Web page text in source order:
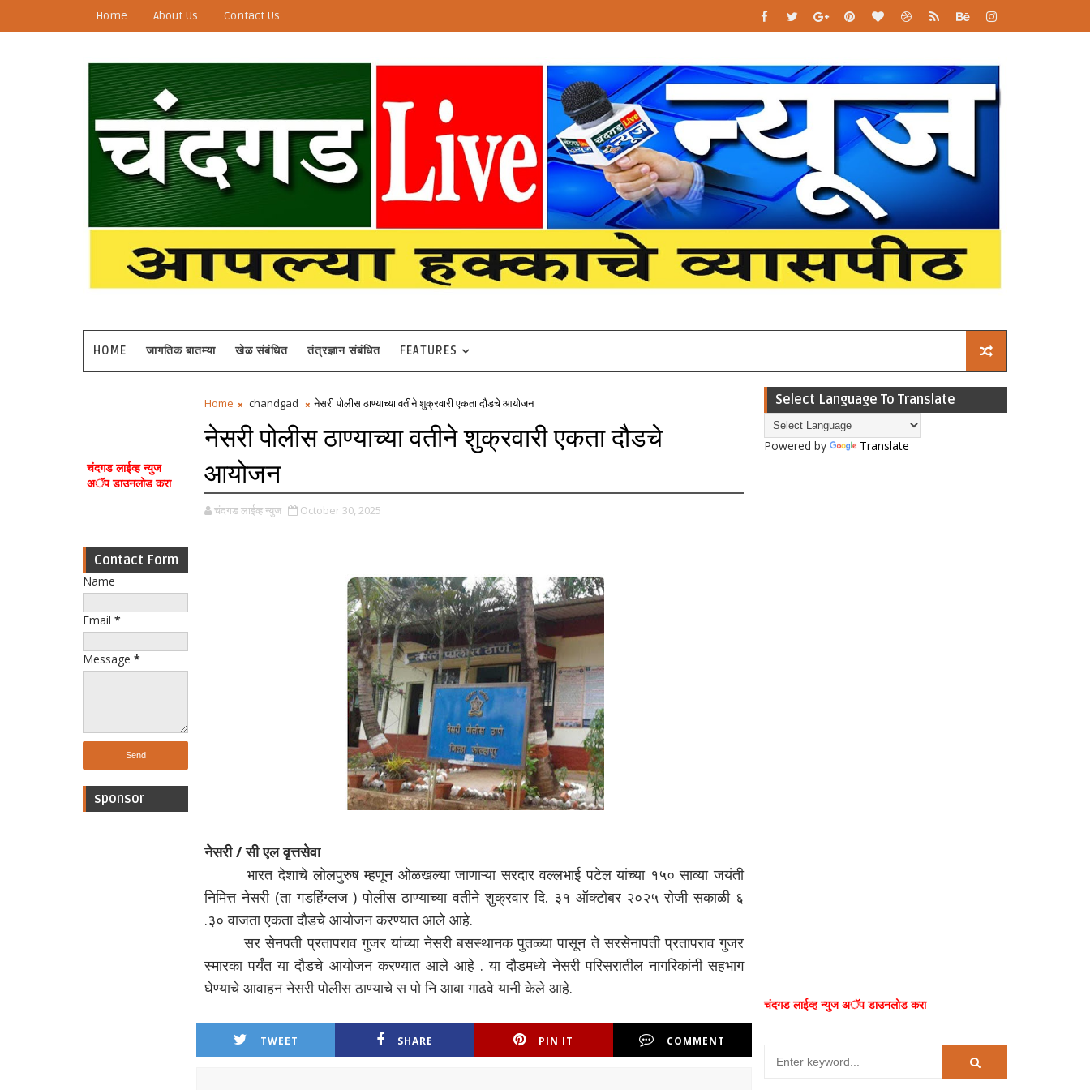
Home About Us Contact Us
HOME जागतिक बातम्या खेळ संबंधित तंत्रज्ञान संबंधित FEATURES
चंदगड लाईव्ह न्युज
अॅप डाउनलोड करा
Contact Form
Name
Email *
Message *
sponsor
Home chandgad नेसरी पोलीस ठाण्याच्या वतीने शुक्रवारी एकता दौडचे आयोजन
नेसरी पोलीस ठाण्याच्या वतीने शुक्रवारी एकता दौडचे
आयोजन
चंदगड लाईव्ह न्युज October 30, 2025
नेसरी / सी एल वृत्तसेवा
भारत देशाचे लोलपुरुष म्हणून ओळखल्या जाणाऱ्या सरदार वल्लभाई पटेल यांच्या १५० साव्या जयंती
निमित्त नेसरी (ता गडहिंग्लज ) पोलीस ठाण्याच्या वतीने शुक्रवार दि. ३१ ऑक्टोबर २०२५ रोजी सकाळी ६
.३० वाजता एकता दौडचे आयोजन करण्यात आले आहे.
सर सेनपती प्रतापराव गुजर यांच्या नेसरी बसस्थानक पुतळ्या पासून ते सरसेनापती प्रतापराव गुजर
स्मारका पर्यंत या दौडचे आयोजन करण्यात आले आहे . या दौडमध्ये नेसरी परिसरातील नागरिकांनी सहभाग
घेण्याचे आवाहन नेसरी पोलीस ठाण्याचे स पो नि आबा गाढवे यानी केले आहे.
TWEET SHARE PIN IT COMMENT
Select Language To Translate
Powered by Translate
चंदगड लाईव्ह न्युज अॅप डाउनलोड करा